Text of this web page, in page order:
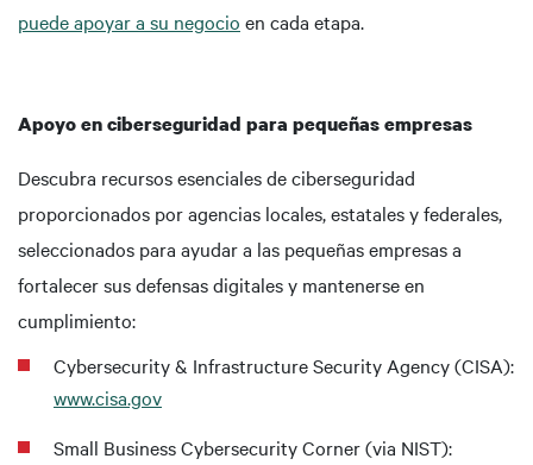
puede apoyar a su negocio en cada etapa.
Apoyo en ciberseguridad para pequeñas empresas
Descubra recursos esenciales de ciberseguridad
proporcionados por agencias locales, estatales y federales,
seleccionados para ayudar a las pequeñas empresas a
fortalecer sus defensas digitales y mantenerse en
cumplimiento:
Cybersecurity & Infrastructure Security Agency (CISA):
www.cisa.gov
Small Business Cybersecurity Corner (via NIST):